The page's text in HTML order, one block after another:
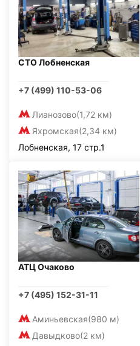
СТО Лобненская
+7 (499) 110-53-06
Лианозово(1,72 км)
Яхромская(2,34 км)
Лобненская, 17 стр.1
АТЦ Очаково
+7 (495) 152-31-11
Аминьевская(980 м)
Давыдково(2 км)